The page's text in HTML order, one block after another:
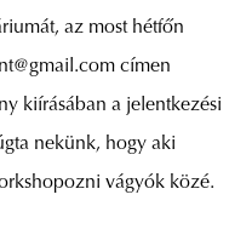
az most hétfőn
címen
kiírásában a jelentkezési
nekünk, hogy aki
vágyók közé.